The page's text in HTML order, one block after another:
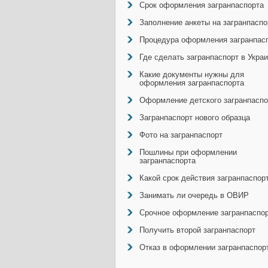
Срок оформления загранпаспорта
Заполнение анкеты на
Процедура оформления
Где сделать загранпаспорт в
Какие документы нужны для
оформления загранпаспорта
Оформление детского
Загранпаспорт нового образца
Фото на загранпаспорт
Пошлины при оформлении
загранпаспорта
Какой срок действия
Занимать ли очередь в ОВИР
Срочное оформление
Получить второй загранпаспорт
Отказ в оформлении